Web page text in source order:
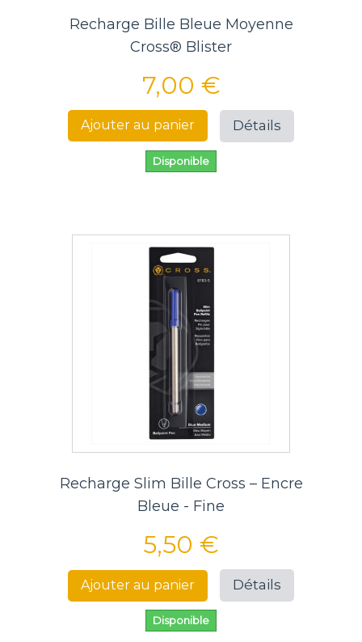
Recharge Bille Bleue Moyenne
Cross® Blister
7,00 €
Ajouter au panier Détails
Disponible
Recharge Slim Bille Cross – Encre
Bleue - Fine
5,50 €
Ajouter au panier Détails
Disponible